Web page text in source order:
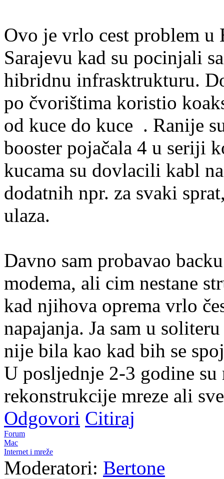
Ovo je vrlo cest problem u
Sarajevu kad su pocinjali
hibridnu infrasktrukturu.
po čvorištima koristio
od kuce do kuce . Ranije
booster pojačala 4 u seriji
kucama su dovlacili kabl
dodatnih npr. za svaki
ulaza.
Davno sam probavao
modema, ali cim nestane
kad njihova oprema vrlo
napajanja. Ja sam u
nije bila kao kad bih se
U posljednje 2-3 godine
rekonstrukcije mreze ali
Odgovori Citiraj
Forum
Mac
Internet i mreže
Moderatori: Bertone